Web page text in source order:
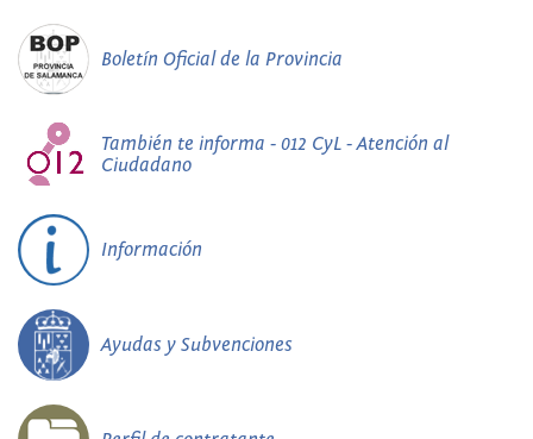
Boletín Oficial de la Provincia
También te informa - 012 CyL - Atención al
Ciudadano
Información
Ayudas y Subvenciones